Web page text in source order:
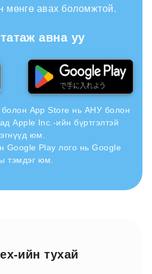
мөнгө авах боломжтой.
авна уу
болон App Store нь АНУ болон
Apple Inc.-ийн бүртгэлтэй
юм.
Google Play лого нь Google
тэмдэг юм.
ийн тухай